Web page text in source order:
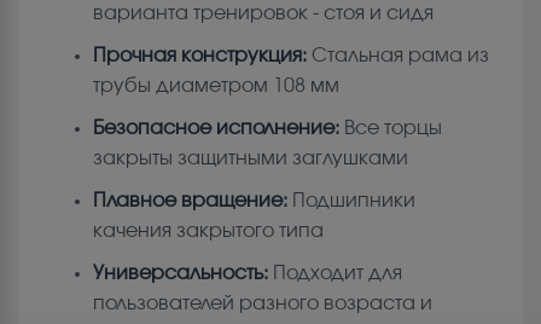
варианта тренировок - стоя и сидя
Прочная конструкция: Стальная рама из
трубы диаметром 108 мм
Безопасное исполнение: Все торцы
закрыты защитными заглушками
Плавное вращение: Подшипники
качения закрытого типа
Универсальность: Подходит для
пользователей разного возраста и